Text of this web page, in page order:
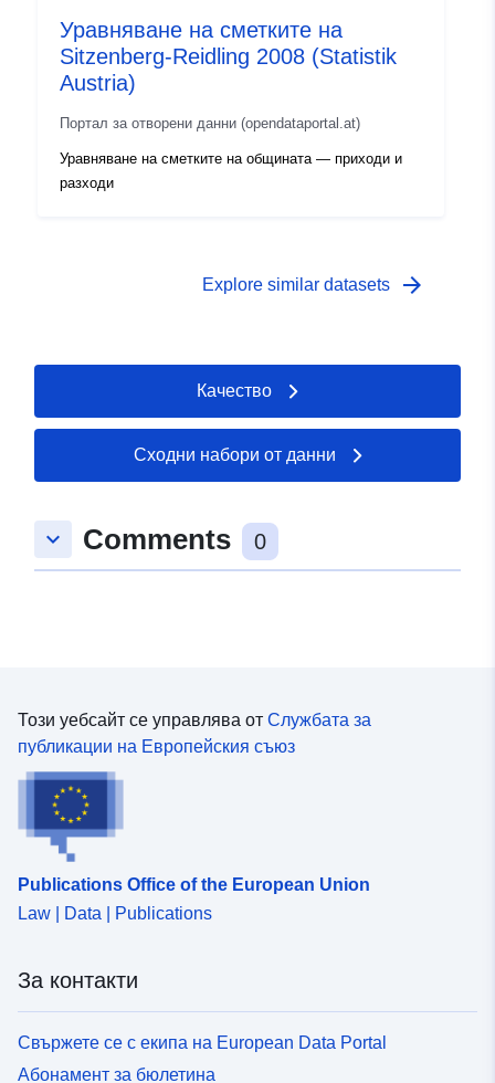
Уравняване на сметките на
Sitzenberg-Reidling 2008 (Statistik
Austria)
Портал за отворени данни (opendataportal.at)
Уравняване на сметките на общината — приходи и
разходи
Explore similar datasets arrow_forward
Качество
Сходни набори от данни
keyboard_arrow_down Comments 0
Този уебсайт се управлява от Службата за
публикации на Европейския съюз
Publications Office of the European Union
Law | Data | Publications
За контакти
Свържете се с екипа на European Data Portal
Абонамент за бюлетина